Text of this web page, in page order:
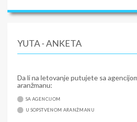
YUTA - ANKETA
Da li na letovanje putujete sa
aranžmanu:
SA AGENCIJOM
U SOPSTVENOM ARANŽMANU